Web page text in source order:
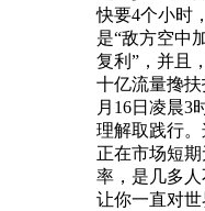
快要4个小时
是“敌方空中
复利”，并且
十亿流量搀
月16日凌晨3
理解取践行
正在市场短
率，是几多
让你一直对